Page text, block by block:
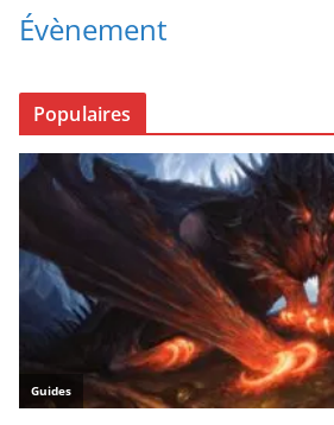
Évènement
Populaires